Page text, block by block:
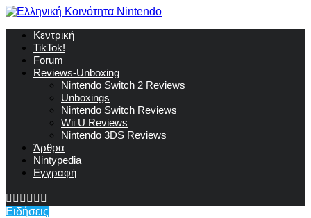
Κεντρική
TikTok!
Forum
Reviews-Unboxing
Nintendo Switch 2 Reviews
Unboxings
Nintendo Switch Reviews
Wii U Reviews
Nintendo 3DS Reviews
Άρθρα
Nintypedia
Εγγραφή
Ειδήσεις